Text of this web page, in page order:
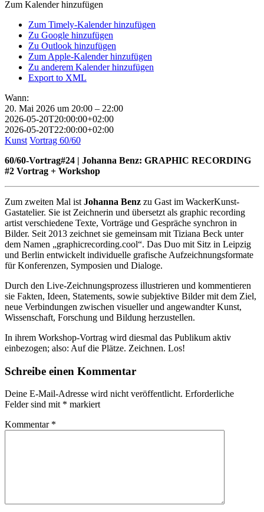
Zum Kalender hinzufügen
Zum Timely-Kalender hinzufügen
Zu Google hinzufügen
Zu Outlook hinzufügen
Zum Apple-Kalender hinzufügen
Zu anderem Kalender hinzufügen
Export to XML
Wann:
20. Mai 2026 um 20:00 – 22:00
2026-05-20T20:00:00+02:00
2026-05-20T22:00:00+02:00
Kunst Vortrag 60/60
60/60-Vortrag#24 | Johanna Benz: GRAPHIC RECORDING
#2 Vortrag + Workshop
Zum zweiten Mal ist Johanna Benz zu Gast im WackerKunst-
Gastatelier. Sie ist Zeichnerin und übersetzt als graphic recording
artist verschiedene Texte, Vorträge und Gespräche synchron in
Bilder. Seit 2013 zeichnet sie gemeinsam mit Tiziana Beck unter
dem Namen „graphicrecording.cool“. Das Duo mit Sitz in Leipzig
und Berlin entwickelt individuelle grafische Aufzeichnungsformate
für Konferenzen, Symposien und Dialoge.
Durch den Live-Zeichnungsprozess illustrieren und kommentieren
sie Fakten, Ideen, Statements, sowie subjektive Bilder mit dem Ziel,
neue Verbindungen zwischen visueller und angewandter Kunst,
Wissenschaft, Forschung und Bildung herzustellen.
In ihrem Workshop-Vortrag wird diesmal das Publikum aktiv
einbezogen; also: Auf die Plätze. Zeichnen. Los!
Schreibe einen Kommentar
Deine E-Mail-Adresse wird nicht veröffentlicht. Erforderliche
Felder sind mit * markiert
Kommentar *